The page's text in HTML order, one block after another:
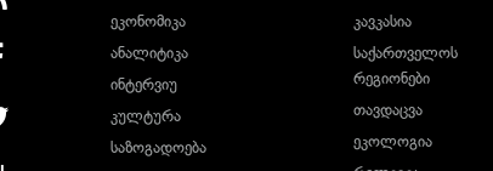
ეკონომიკა
ანალიტიკა
ინტერვიუ
კულტურა
საზოგადოება
კავკასია
საქართველოს
რეგიონები
თავდაცვა
ეკოლოგია